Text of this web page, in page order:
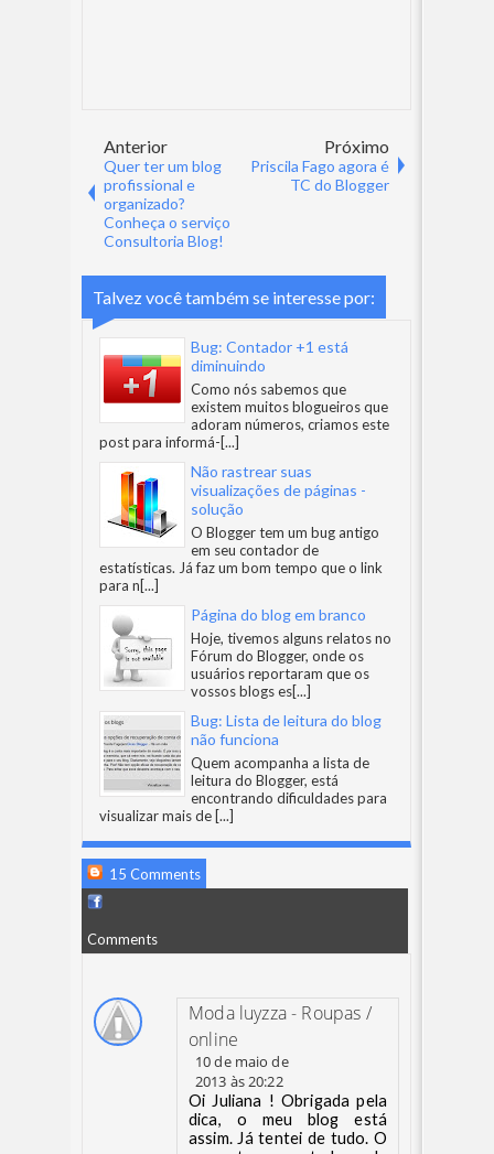
Anterior
Quer ter um blog
profissional e
organizado?
Conheça o serviço
Consultoria Blog!
Próximo
Priscila Fago agora é
TC do Blogger
Talvez você também se interesse por:
Bug: Contador +1 está
diminuindo
Como nós sabemos que
existem muitos blogueiros que
adoram números, criamos este
post para informá-[...]
Não rastrear suas
visualizações de páginas -
solução
O Blogger tem um bug antigo
em seu contador de
estatísticas. Já faz um bom tempo que o link
para n[...]
Página do blog em branco
Hoje, tivemos alguns relatos no
Fórum do Blogger, onde os
usuários reportaram que os
vossos blogs es[...]
Bug: Lista de leitura do blog
não funciona
Quem acompanha a lista de
leitura do Blogger, está
encontrando dificuldades para
visualizar mais de [...]
15 Comments
Comments
Moda luyzza - Roupas /
online
10 de maio de
2013 às 20:22
Oi Juliana ! Obrigada pela
dica, o meu blog está
assim. Já tentei de tudo. O